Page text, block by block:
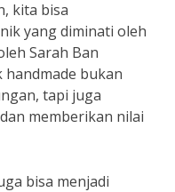
kita bisa
yang diminati oleh
Sarah Ban
bukan
tapi juga
memberikan nilai
bisa menjadi